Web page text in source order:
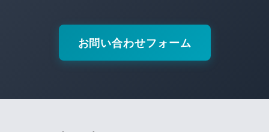
お問い合わせフォーム